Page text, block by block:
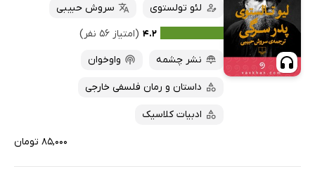
لئو تولستوی
سروش حبیبی
۴.۲ (امتیاز ۵۶ نفر)
نشر چشمه
واوخوان
داستان و رمان فلسفی خارجی
ادبیات کلاسیک
۸۵,۰۰۰ تومان